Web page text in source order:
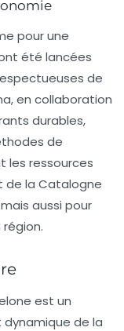
pour une
été lancées
de
en collaboration
durables,
de
les ressources
de la Catalogne
aussi pour
est un
de la